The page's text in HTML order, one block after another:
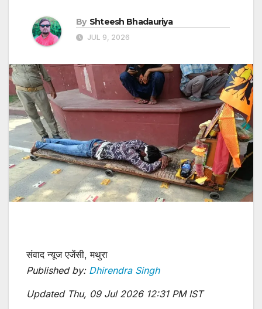
By Shteesh Bhadauriya
JUL 9, 2026
संवाद न्यूज एजेंसी, मथुरा
Published by: Dhirendra Singh
Updated Thu, 09 Jul 2026 12:31 PM IST